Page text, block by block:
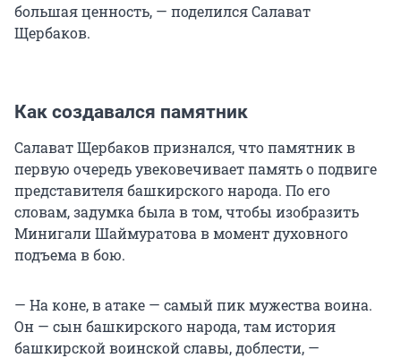
большая ценность, — поделился Салават
Щербаков.
Как создавался памятник
Салават Щербаков признался, что памятник в
первую очередь увековечивает память о подвиге
представителя башкирского народа. По его
словам, задумка была в том, чтобы изобразить
Минигали Шаймуратова в момент духовного
подъема в бою.
— На коне, в атаке — самый пик мужества воина.
Он — сын башкирского народа, там история
башкирской воинской славы, доблести, —